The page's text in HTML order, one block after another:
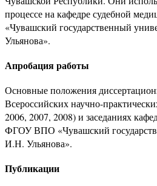
процессе на кафедре судебной
«Чувашский государственный
Ульянова».
Апробация работы
Основные положения
Всероссийских научно-
2006, 2007, 2008) и заседаниях
ФГОУ ВПО «Чувашский
И.Н. Ульянова».
Публикации